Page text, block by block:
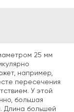
25 мм
например,
пересечения
У этой
большая
Длина большей